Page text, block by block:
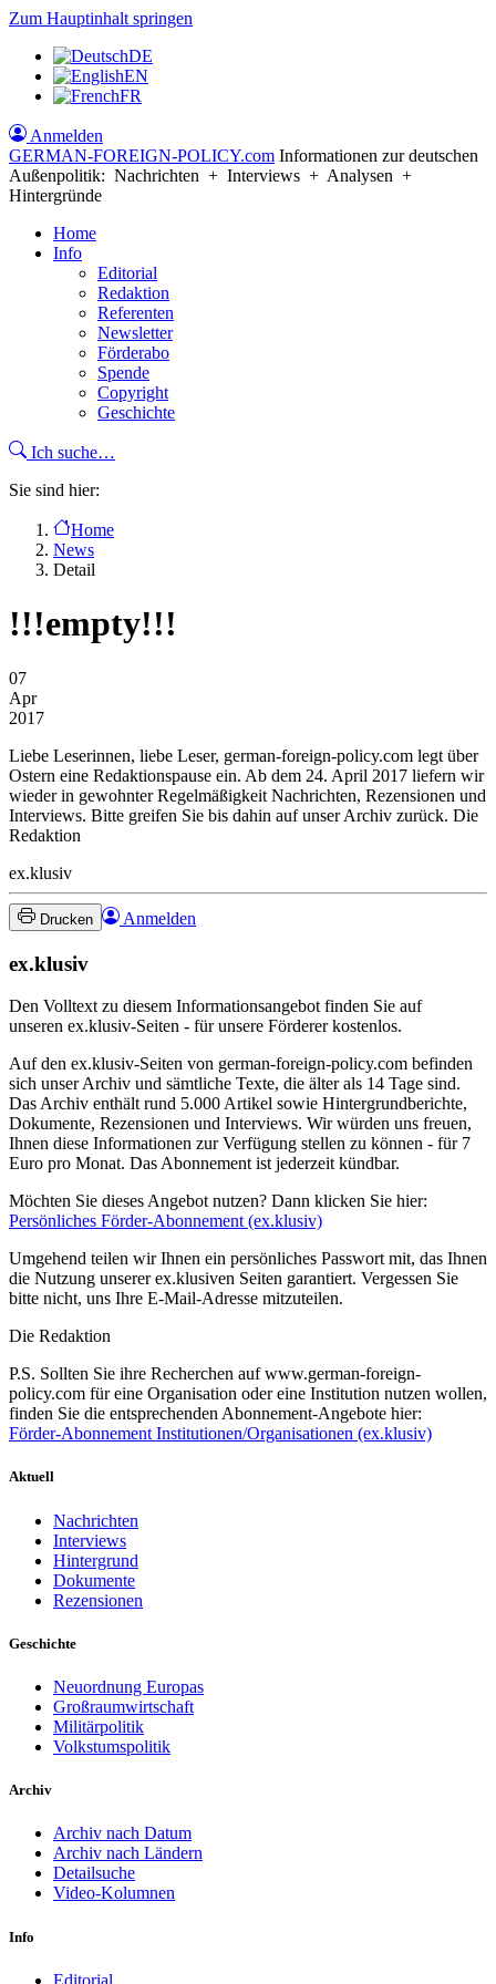
Zum Hauptinhalt springen
DE
EN
FR
Anmelden
GERMAN-FOREIGN-POLICY.com Informationen zur deutschen
Außenpolitik: Nachrichten + Interviews + Analysen +
Hintergründe
Home
Info
Editorial
Redaktion
Referenten
Newsletter
Förderabo
Spende
Copyright
Geschichte
Ich suche…
Sie sind hier:
Home
News
Detail
!!!empty!!!
07
Apr
2017
Liebe Leserinnen, liebe Leser, german-foreign-policy.com legt über
Ostern eine Redaktionspause ein. Ab dem 24. April 2017 liefern wir
wieder in gewohnter Regelmäßigkeit Nachrichten, Rezensionen und
Interviews. Bitte greifen Sie bis dahin auf unser Archiv zurück. Die
Redaktion
ex.klusiv
Drucken Anmelden
ex.klusiv
Den Volltext zu diesem Informationsangebot finden Sie auf
unseren ex.klusiv-Seiten - für unsere Förderer kostenlos.
Auf den ex.klusiv-Seiten von german-foreign-policy.com befinden
sich unser Archiv und sämtliche Texte, die älter als 14 Tage sind.
Das Archiv enthält rund 5.000 Artikel sowie Hintergrundberichte,
Dokumente, Rezensionen und Interviews. Wir würden uns freuen,
Ihnen diese Informationen zur Verfügung stellen zu können - für 7
Euro pro Monat. Das Abonnement ist jederzeit kündbar.
Möchten Sie dieses Angebot nutzen? Dann klicken Sie hier:
Persönliches Förder-Abonnement (ex.klusiv)
Umgehend teilen wir Ihnen ein persönliches Passwort mit, das Ihnen
die Nutzung unserer ex.klusiven Seiten garantiert. Vergessen Sie
bitte nicht, uns Ihre E-Mail-Adresse mitzuteilen.
Die Redaktion
P.S. Sollten Sie ihre Recherchen auf www.german-foreign-
policy.com für eine Organisation oder eine Institution nutzen wollen,
finden Sie die entsprechenden Abonnement-Angebote hier:
Förder-Abonnement Institutionen/Organisationen (ex.klusiv)
Aktuell
Nachrichten
Interviews
Hintergrund
Dokumente
Rezensionen
Geschichte
Neuordnung Europas
Großraumwirtschaft
Militärpolitik
Volkstumspolitik
Archiv
Archiv nach Datum
Archiv nach Ländern
Detailsuche
Video-Kolumnen
Info
Editorial